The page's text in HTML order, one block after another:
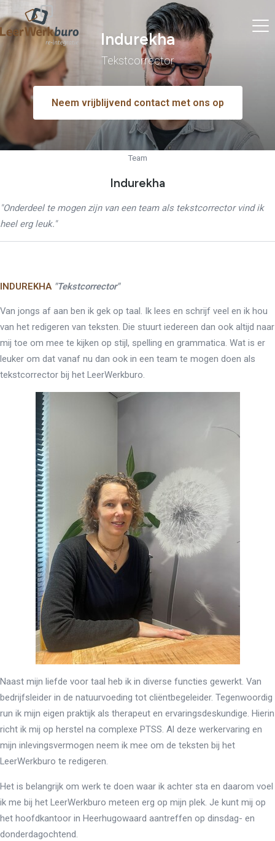
Indurekha
Tekstcorrector
Neem vrijblijvend contact met ons op
Team
Indurekha
"Onderdeel te mogen zijn van een team als tekstcorrector vind ik
heel erg leuk."
INDUREKHA "Tekstcorrector"
Van jongs af aan ben ik gek op taal. Ik lees en schrijf veel en ik hou
van het redigeren van teksten. Die stuurt iedereen dan ook altijd naar
mij toe om mee te kijken op stijl, spelling en grammatica. Wat is er
leuker om dat vanaf nu dan ook in een team te mogen doen als
tekstcorrector bij het LeerWerkburo.
Naast mijn liefde voor taal heb ik in diverse functies gewerkt. Van
bedrijfsleider in de natuurvoeding tot cliëntbegeleider. Tegenwoordig
run ik mijn eigen praktijk als therapeut en ervaringsdeskundige. Hierin
richt ik mij op herstel na complexe PTSS. Al deze werkervaring en
mijn inlevingsvermogen neem ik mee om de teksten bij het
LeerWerkburo te redigeren.
Het is belangrijk om werk te doen waar ik achter sta en daarom voel
ik me bij het LeerWerkburo meteen erg op mijn plek. Je kunt mij op
het hoofdkantoor in Heerhugowaard aantreffen op dinsdag- en
donderdagochtend.